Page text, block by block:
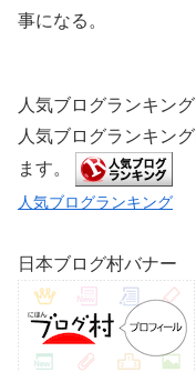
事になる。
人気ブログランキング
人気ブログランキン
ます。
人気ブログランキング
日本ブログ村バナー